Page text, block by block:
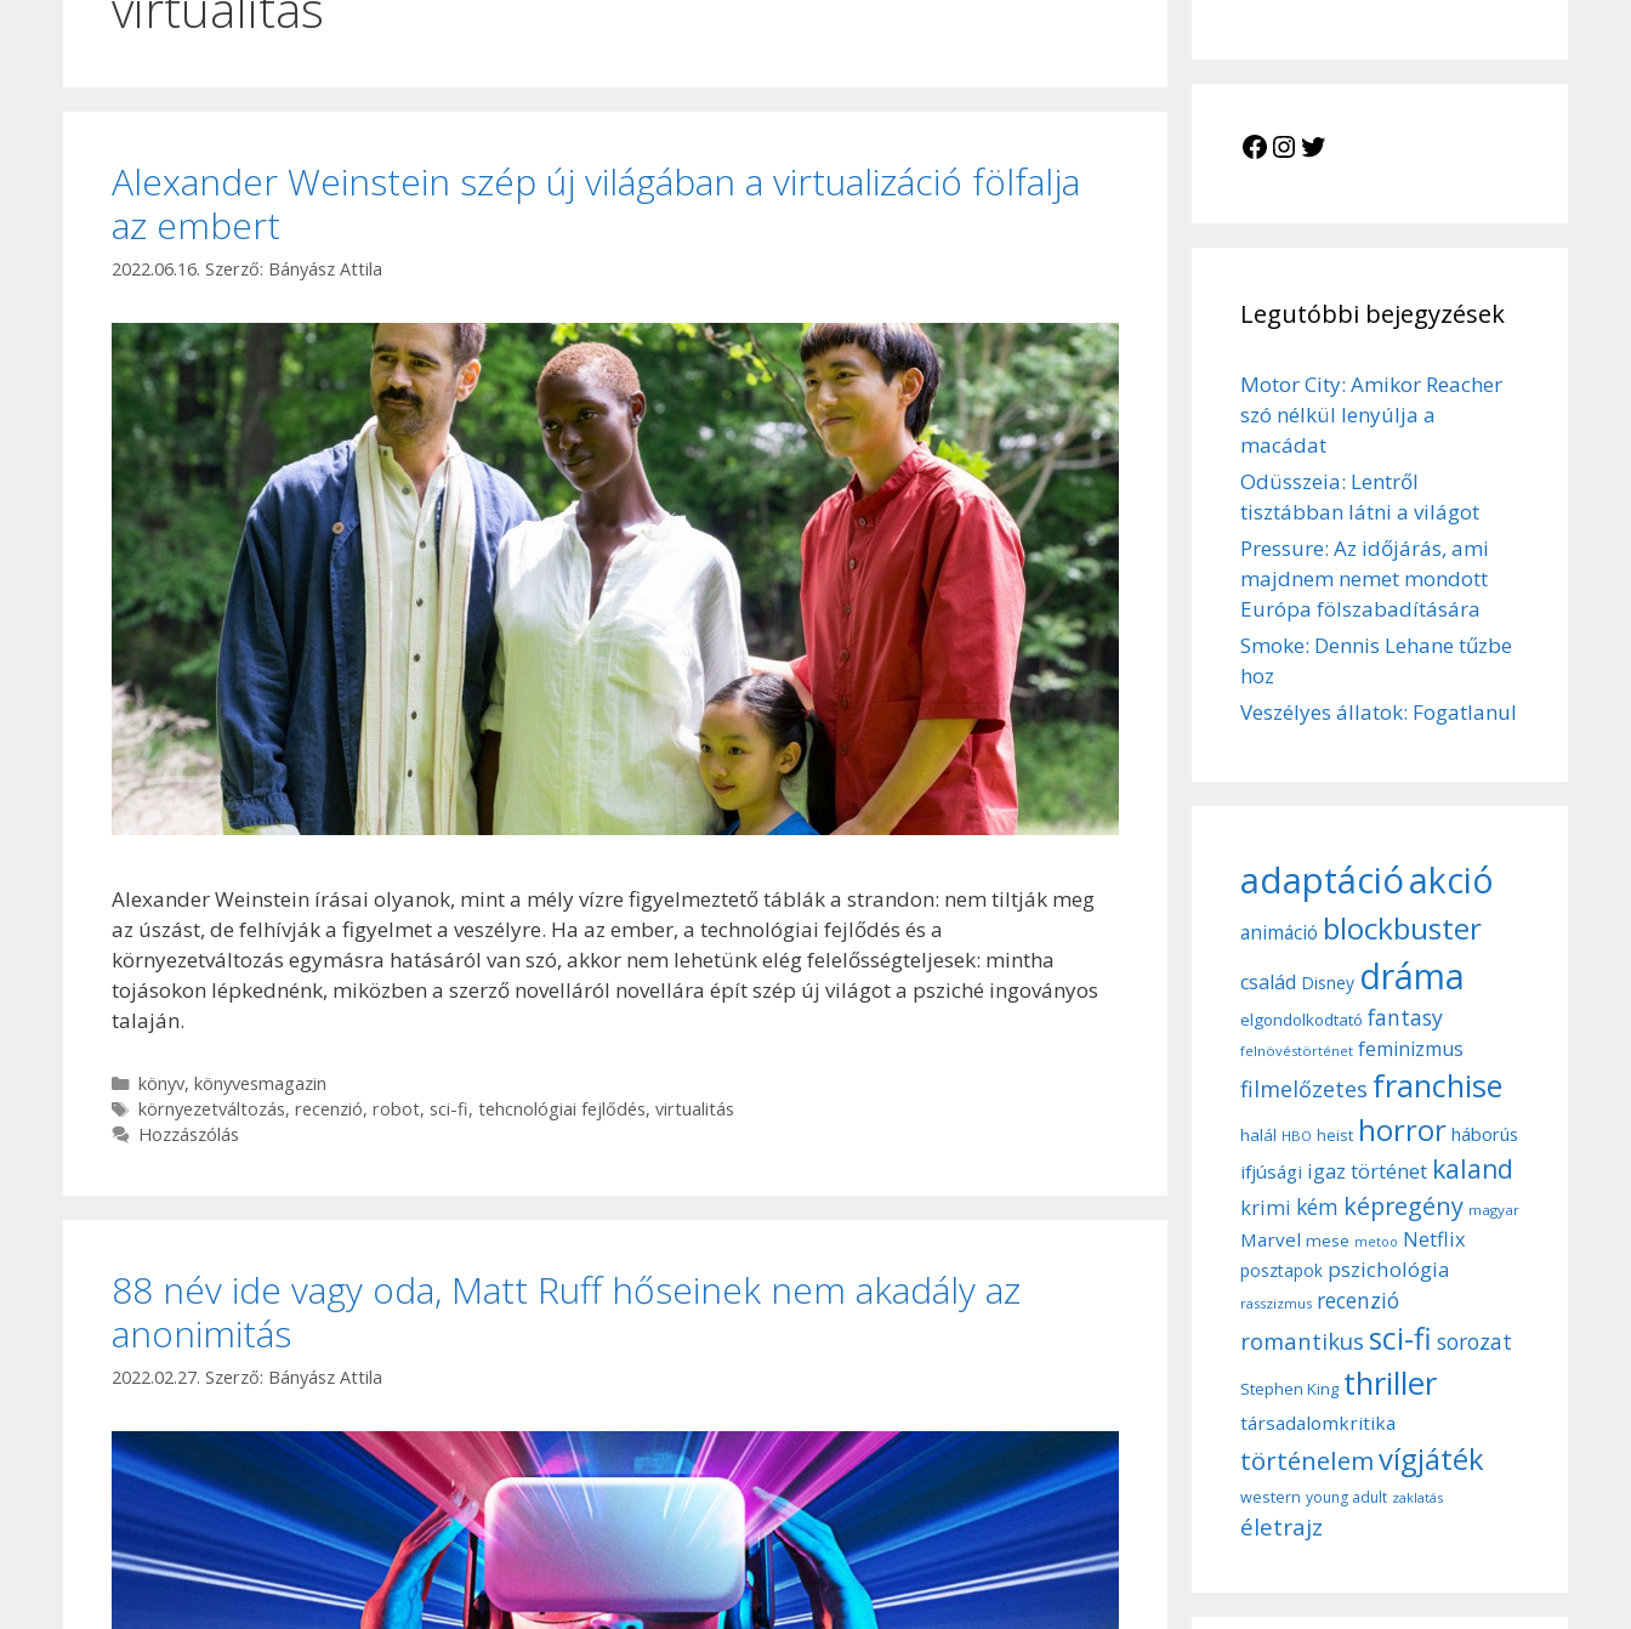
Alexander Weinstein szép új világában a virtualizáció fölfalja
az embert
2022.06.16. Szerző: Bányász Attila
Alexander Weinstein írásai olyanok, mint a mély vízre figyelmeztető táblák a strandon: nem tiltják meg
az úszást, de felhívják a figyelmet a veszélyre. Ha az ember, a technológiai fejlődés és a
környezetváltozás egymásra hatásáról van szó, akkor nem lehetünk elég felelősségteljesek: mintha
tojásokon lépkednénk, miközben a szerző novelláról novellára épít szép új világot a psziché ingoványos
talaján.
Kategória
könyv, könyvesmagazin
Címkék
környezetváltozás, recenzió, robot, sci-fi, tehcnológiai fejlődés, virtualitás
Hozzászólás
88 név ide vagy oda, Matt Ruff hőseinek nem akadály az
anonimitás
2022.02.27. Szerző: Bányász Attila
Facebook
Instagram
Legutóbbi bejegyzések
Motor City: Amikor Reacher
szó nélkül lenyúlja a
macádat
Odüsszeia: Lentről
tisztábban látni a világot
Pressure: Az időjárás, ami
majdnem nemet mondott
Európa fölszabadítására
Smoke: Dennis Lehane tűzbe
hoz
Veszélyes állatok: Fogatlanul
adaptációakció
animáció blockbuster
család Disney dráma
elgondolkodtató fantasy
felnövéstörténet feminizmus
filmelőzetes franchise
halál HBO heist horror háborús
ifjúsági igaz történet kaland
krimi kém képregény magyar
Marvel mese metoo Netflix
posztapok pszichológia
rasszizmus recenzió
romantikus sci-fi sorozat
Stephen King thriller
társadalomkritika
történelemvígjáték
western young adult zaklatás
életrajz